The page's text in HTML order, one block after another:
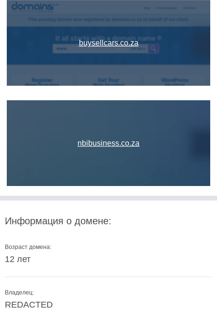
buysellcars.co.za
nbibusiness.co.za
Информация о домене:
Возраст домена:
12 лет
Владелец:
REDACTED